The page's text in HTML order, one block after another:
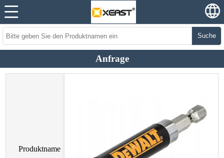
Suche
Anfrage
Produktname